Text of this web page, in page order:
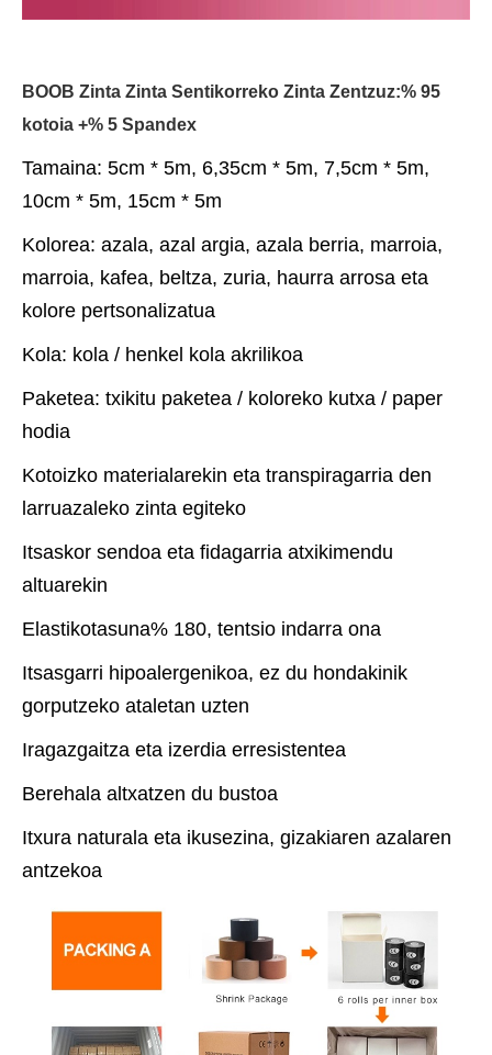
BOOB Zinta Zinta Sentikorreko Zinta Zentzuz:% 95
kotoia +% 5 Spandex
Tamaina: 5cm * 5m, 6,35cm * 5m, 7,5cm * 5m,
10cm * 5m, 15cm * 5m
Kolorea: azala, azal argia, azala berria, marroia,
marroia, kafea, beltza, zuria, haurra arrosa eta
kolore pertsonalizatua
Kola: kola / henkel kola akrilikoa
Paketea: txikitu paketea / koloreko kutxa / paper
hodia
Kotoizko materialarekin eta transpiragarria den
larruazaleko zinta egiteko
Itsaskor sendoa eta fidagarria atxikimendu
altuarekin
Elastikotasuna% 180, tentsio indarra ona
Itsasgarri hipoalergenikoa, ez du hondakinik
gorputzeko ataletan uzten
Iragazgaitza eta izerdia erresistentea
Berehala altxatzen du bustoa
Itxura naturala eta ikusezina, gizakiaren azalaren
antzekoa